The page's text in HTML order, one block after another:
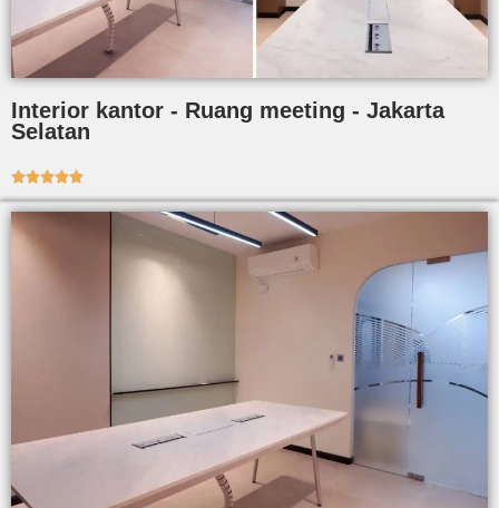
Interior kantor - Ruang meeting - Jakarta
Selatan
